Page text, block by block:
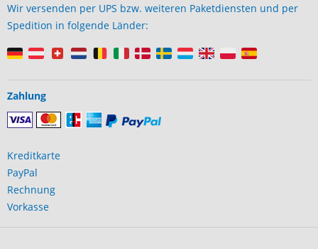
Wir versenden per UPS bzw. weiteren Paketdiensten und per
Spedition in folgende Länder:
Zahlung
Kreditkarte
PayPal
Rechnung
Vorkasse